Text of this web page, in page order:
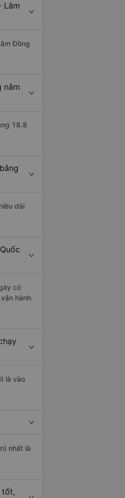
Lâm
Đồng
nằm
18.8
dài
có
hành.
là vào
nhất là
tốt,